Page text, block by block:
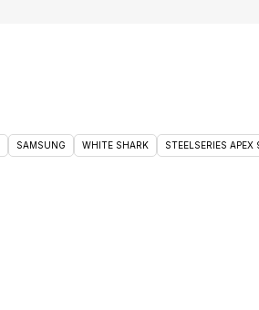
SAMSUNG WHITE SHARK STEELSERIES